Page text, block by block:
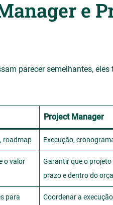
e
parecer semelhantes, eles
Project Manager
roadmap Execução,
o valor
Garantir que o
prazo e dentro do
para Coordenar a